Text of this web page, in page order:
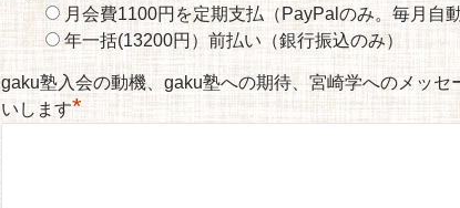
月会費1100円を定期支払（PayPalのみ。毎月自
年一括(13200円）前払い（銀行振込のみ）
gaku塾入会の動機、gaku塾への期待、宮崎学へのメッセ
いします*